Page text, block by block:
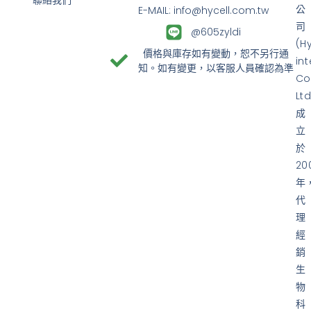
公
司
成
立
於
年
代
理
經
銷
生
物
科
E-MAIL: info@hycell.com.tw
@605zyldi
價格與庫存如有變動，恕不另行通
知。如有變更，以客服人員確認為準